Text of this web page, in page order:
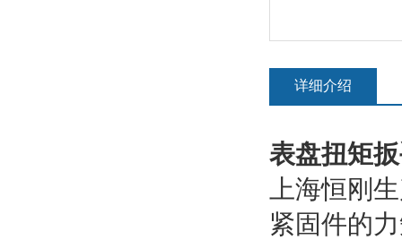
详细介绍
表盘扭矩
上海恒刚
紧固件的